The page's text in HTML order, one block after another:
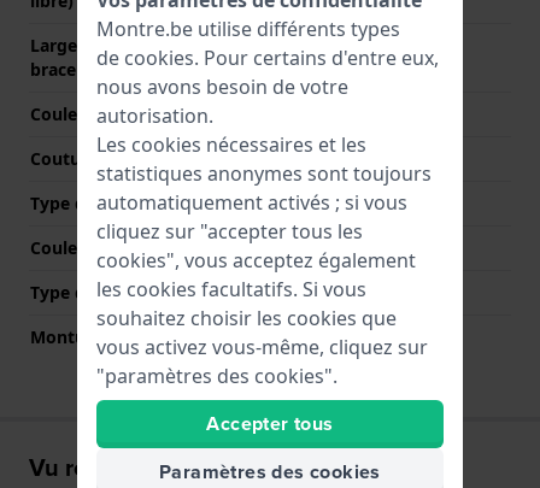
Largeur de la patte (du
bracelet)
Couleur du bracelet
Coutures de couleur
N/A
Type de fermoir
Fermoir milanais
Couleur de fermoir
Type de montage
Épingles à ressort
Monture droite
Non
Vu récemment
Montre.be utilise différents types
de cookies. Pour certains d'entre eux,
nous avons besoin de votre
autorisation.
Les cookies nécessaires et les
statistiques anonymes sont toujours
automatiquement activés ; si vous
cliquez sur "accepter tous les
cookies", vous acceptez également
les cookies facultatifs. Si vous
souhaitez choisir les cookies que
vous activez vous-même, cliquez sur
"paramètres des cookies".
Accepter tous
Paramètres des cookies